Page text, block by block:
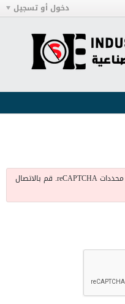
دخول أو تسجيل
التحقق من الصورة غير صحيح بسببخطأ في محددات reCAPTCHA. قم بالاتصال